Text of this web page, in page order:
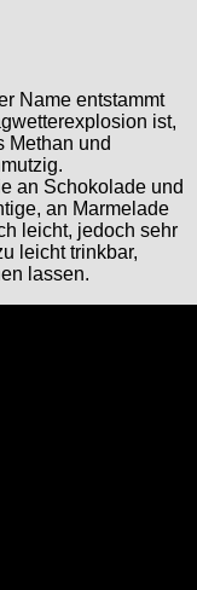
Name entstammt
ist,
Methan und
an Schokolade und
an Marmelade
leicht, jedoch sehr
leicht trinkbar,
lassen.